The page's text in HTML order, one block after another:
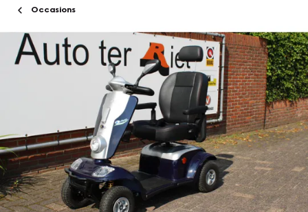
Occasions